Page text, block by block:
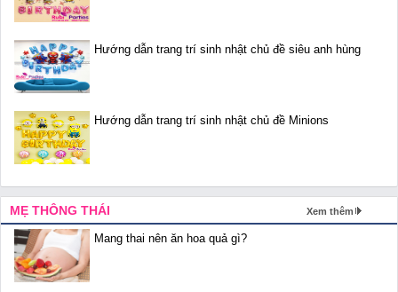
Hướng dẫn trang trí sinh nhật chủ đề siêu anh hùng
Hướng dẫn trang trí sinh nhật chủ đề Minions
MẸ THÔNG THÁI Xem thêm
Mang thai nên ăn hoa quả gì?